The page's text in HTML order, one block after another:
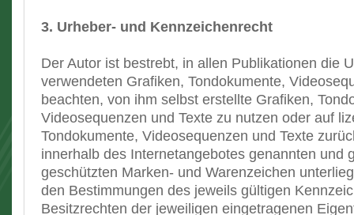
3. Urheber- und Kennzeichenrecht
Der Autor ist bestrebt, in allen Publikationen die
verwendeten Grafiken, Tondokumente,
beachten, von ihm selbst erstellte Grafiken,
Videosequenzen und Texte zu nutzen oder auf
Tondokumente, Videosequenzen und Texte
innerhalb des Internetangebotes genannten und
geschützten Marken- und Warenzeichen
den Bestimmungen des jeweils gültigen
Besitzrechten der jeweiligen eingetragenen